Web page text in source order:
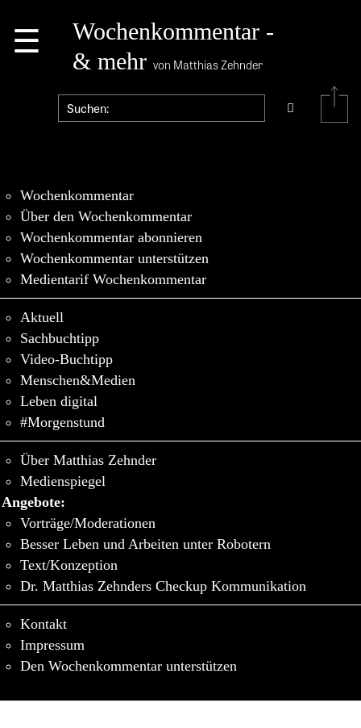
☰
Wochenkommentar -
& mehr von Matthias Zehnder
Wochenkommentar
Über den Wochenkommentar
Wochenkommentar abonnieren
Wochenkommentar unterstützen
Medientarif Wochenkommentar
Aktuell
Sachbuchtipp
Video-Buchtipp
Menschen&Medien
Leben digital
#Morgenstund
Über Matthias Zehnder
Medienspiegel
Angebote:
Vorträge/Moderationen
Besser Leben und Arbeiten unter Robotern
Text/Konzeption
Dr. Matthias Zehnders Checkup Kommunikation
Kontakt
Impressum
Den Wochenkommentar unterstützen